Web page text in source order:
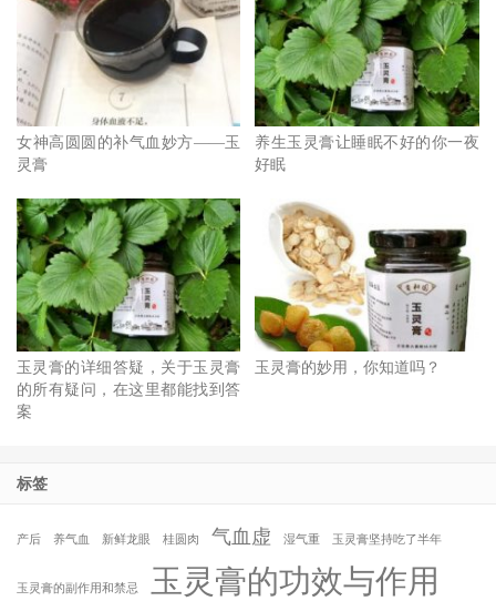
女神高圆圆的补气血妙方——玉
灵膏
养生玉灵膏让睡眠不好的你一夜
好眠
玉灵膏的详细答疑，关于玉灵膏
的所有疑问，在这里都能找到答
案
玉灵膏的妙用，你知道吗？
标签
产后 养气血 新鲜龙眼 桂圆肉 气血虚 湿气重 玉灵膏坚持吃了半年
玉灵膏的副作用和禁忌 玉灵膏的功效与作用